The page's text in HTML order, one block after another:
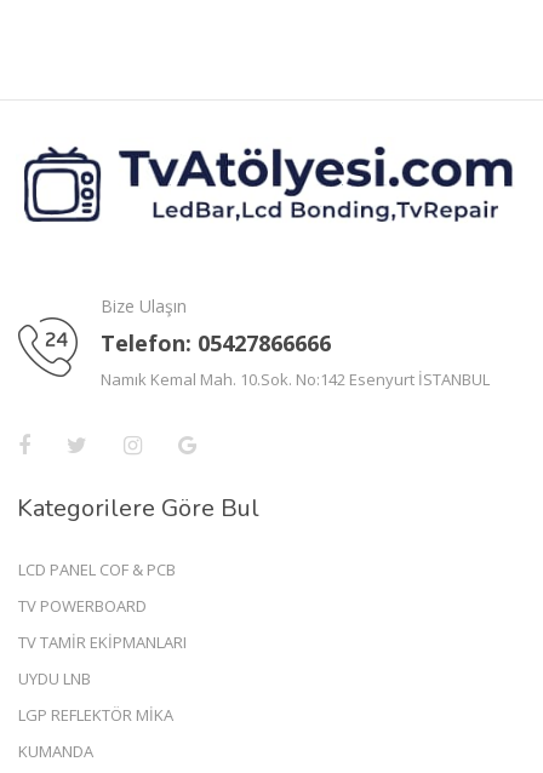
Bize Ulaşın
Telefon: 05427866666
Namık Kemal Mah. 10.Sok. No:142 Esenyurt İSTANBUL
Kategorilere Göre Bul
LCD PANEL COF & PCB
TV POWERBOARD
TV TAMİR EKİPMANLARI
UYDU LNB
LGP REFLEKTÖR MİKA
KUMANDA